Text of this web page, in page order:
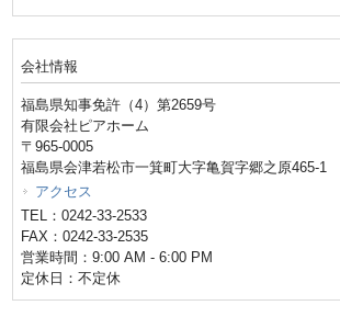
会社情報
福島県知事免許（4）第2659号
有限会社ピアホーム
〒965-0005
福島県会津若松市一箕町大字亀賀字郷之原465-1
アクセス
TEL：0242-33-2533
FAX：0242-33-2535
営業時間：9:00 AM - 6:00 PM
定休日：不定休